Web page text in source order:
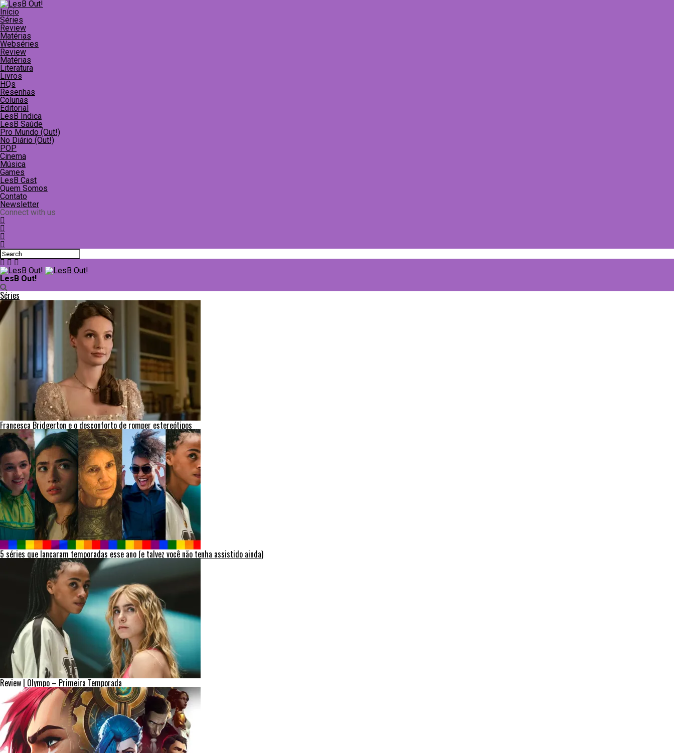
Início
Séries
Review
Matérias
Webséries
Review
Matérias
Literatura
Livros
HQs
Resenhas
Colunas
Editorial
LesB Indica
LesB Saúde
Pro Mundo (Out!)
No Diário (Out!)
POP
Cinema
Música
Games
LesB Cast
Quem Somos
Contato
Newsletter
Connect with us
LesB Out!
Séries
Francesca Bridgerton e o desconforto de romper estereótipos
5 séries que lançaram temporadas esse ano (e talvez você não tenha assistido ainda)
Review | Olympo – Primeira Temporada